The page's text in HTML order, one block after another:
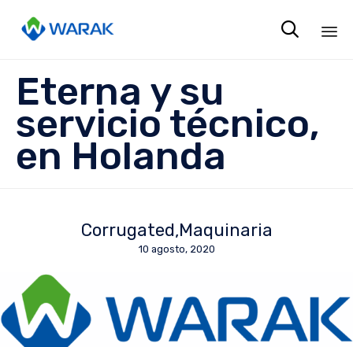

Eterna y su
servicio técnico,
en Holanda
Corrugated Maquinaria
10 agosto, 2020